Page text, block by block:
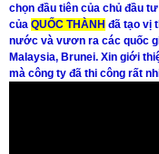
chọn đầu tiên của chủ đầu
của QUỐC THÀNH đã tạo vị
nước và vươn ra các quốc
Malaysia, Brunei. Xin giới
mà công ty đã thi công rất